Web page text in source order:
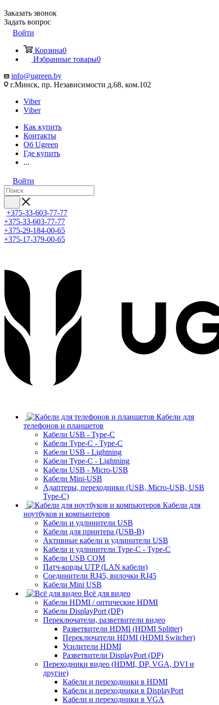
Заказать звонок
Задать вопрос
Войти
Корзина0
Избранные товары0
info@ugreen.by
г.Минск, пр. Независимости д.68, ком.102
Viber
Viber
Как купить
Контакты
Об Ugreen
Где купить
...
Войти
+375-33-603-77-77
+375-33-603-77-77
+375-29-184-00-65
+375-17-379-00-65
Кабели для
телефонов и планшетов
Кабели USB - Type-C
Кабели Type-C - Type-C
Кабели USB - Lightning
Кабели Type-C - Lightning
Кабели USB - Micro-USB
Кабели Mini-USB
Адаптеры, переходники (USB, Micro-USB, USB
Type-C)
Кабели для
ноутбуков и компьютеров
Кабели и удлинители USB
Кабели для принтера (USB-B)
Активные кабели и удлинители USB
Кабели и удлинители Type-C - Type-C
Кабели USB COM
Патч-корды UTP (LAN кабели)
Соединители RJ45, вилочки RJ45
Кабели Mini USB
Всё для видео
Кабели HDMI / оптические HDMI
Кабели DisplayPort (DP)
Переключатели, разветвители видео
Разветвители HDMI (HDMI Splitter)
Переключатели HDMI (HDMI Switcher)
Усилители HDMI
Разветвители DisplayPort (DP)
Переходники видео (HDMI, DP, VGA, DVI и
другие)
Кабели и переходники в HDMI
Кабели и переходники в DisplayPort
Кабели и переходники в VGA